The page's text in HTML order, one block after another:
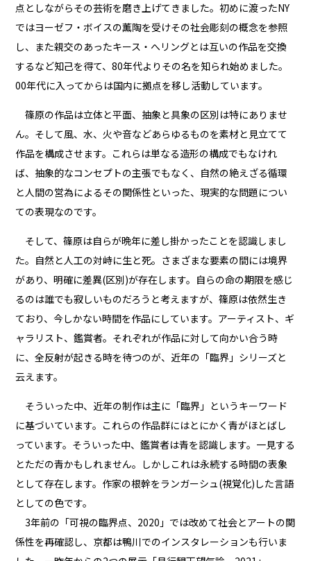
点としながらその芸術を磨き上げてきました。初めに渡ったNY
ではヨーゼフ・ボイスの薫陶を受けその社会彫刻の概念を参照
し、また親交のあったキース・へリングとは互いの作品を交換
するなど知己を得て、80年代よりその名を知られ始めました。
00年代に入ってからは国内に拠点を移し活動しています。
篠原の作品は立体と平面、抽象と具象の区別は特にありませ
ん。そして風、水、火や音などあらゆるものを素材と見立てて
作品を構成させます。これらは単なる造形の構成でもなけれ
ば、抽象的なコンセプトの主張でもなく、自然の絶えざる循環
と人間の営為によるその関係性といった、現実的な問題につい
ての表現なのです。
そして、篠原は自らが晩年に差し掛かったことを認識しまし
た。自然と人工の対峙に生と死。さまざまな要素の間には境界
があり、明確に差異(区別)が存在します。自らの命の期限を感じ
るのは誰でも寂しいものだろうと考えますが、篠原は依然生き
ており、今しかない時間を作品にしています。アーティスト、ギ
ャラリスト、鑑賞者。それぞれが作品に対して向かい合う時
に、全反射が起きる時を待つのが、近年の「臨界」シリーズと
云えます。
そういった中、近年の制作は主に「臨界」というキーワード
に基づいています。これらの作品群にはとにかく青がほとばし
っています。そういった中、鑑賞者は青を認識します。一見する
とただの青かもしれません。しかしこれは永続する時間の表象
として存在します。作家の根幹をランガーシュ(視覚化)した言語
としての色です。
3年前の「可視の臨界点、2020」では改めて社会とアートの関
係性を再確認し、京都は鴨川でのインスタレーションも行いま